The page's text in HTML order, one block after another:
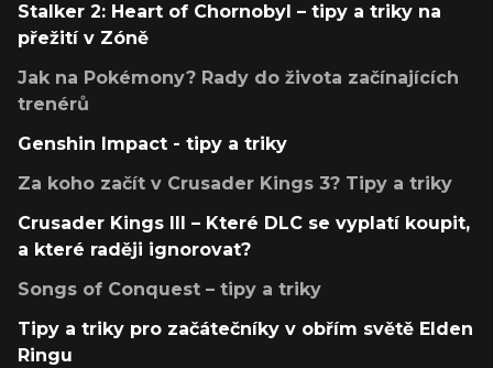
Stalker 2: Heart of Chornobyl – tipy a triky na
přežití v Zóně
Jak na Pokémony? Rady do života začínajících
trenérů
Genshin Impact - tipy a triky
Za koho začít v Crusader Kings 3? Tipy a triky
Crusader Kings III – Které DLC se vyplatí koupit,
a které raději ignorovat?
Songs of Conquest – tipy a triky
Tipy a triky pro začátečníky v obřím světě Elden
Ringu